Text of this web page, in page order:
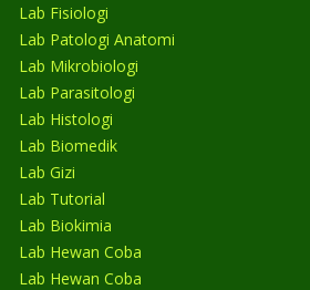
Lab Fisiologi
Lab Patologi Anatomi
Lab Mikrobiologi
Lab Parasitologi
Lab Histologi
Lab Biomedik
Lab Gizi
Lab Tutorial
Lab Biokimia
Lab Hewan Coba
Lab Hewan Coba